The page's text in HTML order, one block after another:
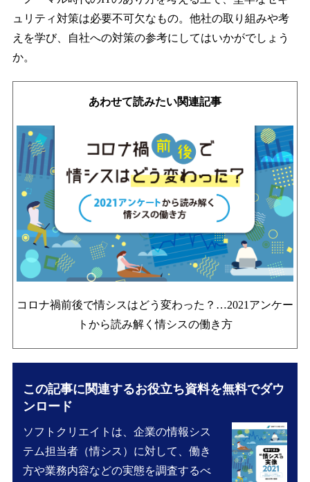
ュリティ対策は必要不可欠なもの。他社の取り組みや考
えを学び、自社への対策の参考にしてはいかがでしょう
か。
あわせて読みたい関連記事
コロナ禍前後で情シスはどう変わった？…2021アンケー
トから読み解く情シスの働き方
この記事に関連するお役立ち資料を無料でダウ
ンロード
ソフトクリエイトは、企業の情報シス
テム担当者（情シス）に対して、働き
方や業務内容などの実態を調査するべ